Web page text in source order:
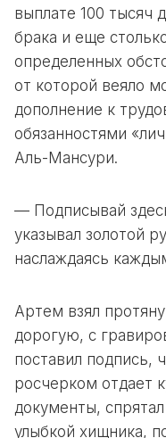
выплате 100 тысяч
брака и еще
определенных
от которой веяло
дополнение к
обязанностями
Аль-Мансури.
— Подписывай
указывал золотой
наслаждаясь
Артем взял
дорогую, с
поставил подпись,
росчерком отдает
документы,
улыбкой хищника,